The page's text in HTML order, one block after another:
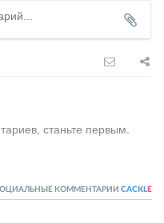
станьте первым.
КОММЕНТАРИИ CACKL E